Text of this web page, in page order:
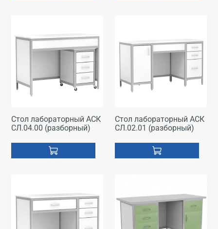
Стол лабораторный АСК
СЛ.04.00 (разборный)
Стол лабораторный АСК
СЛ.02.01 (разборный)